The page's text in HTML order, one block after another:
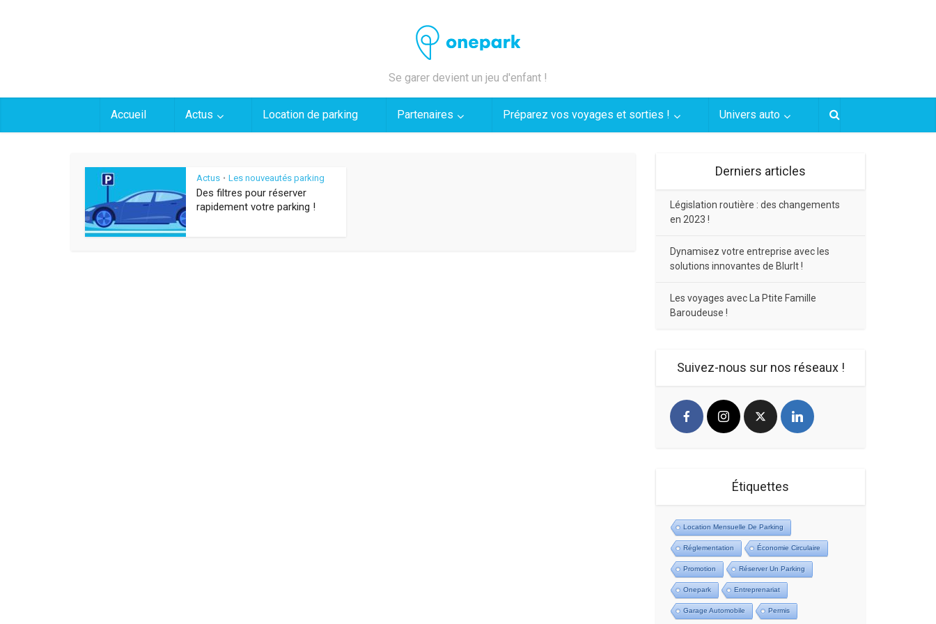
Se garer devient un jeu d'enfant !
Accueil Actus Location de parking Partenaires Préparez vos voyages et sorties ! Univers auto
Actus • Les nouveautés parking
Des filtres pour réserver
rapidement votre parking !
Derniers articles
Législation routière : des changements
en 2023 !
Dynamisez votre entreprise avec les
solutions innovantes de BlurIt !
Les voyages avec La Ptite Famille
Baroudeuse !
Suivez-nous sur nos réseaux !
Étiquettes
Location Mensuelle De Parking
Réglementation Économie Circulaire
Promotion Réserver Un Parking
Onepark Entreprenariat
Garage Automobile Permis